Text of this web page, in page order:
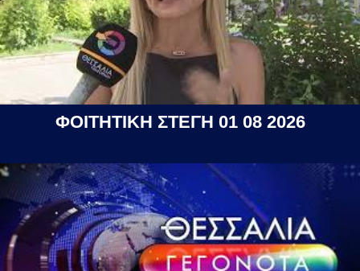
ΦΟΙΤΗΤΙΚΗ ΣΤΕΓΗ 01 08 2026